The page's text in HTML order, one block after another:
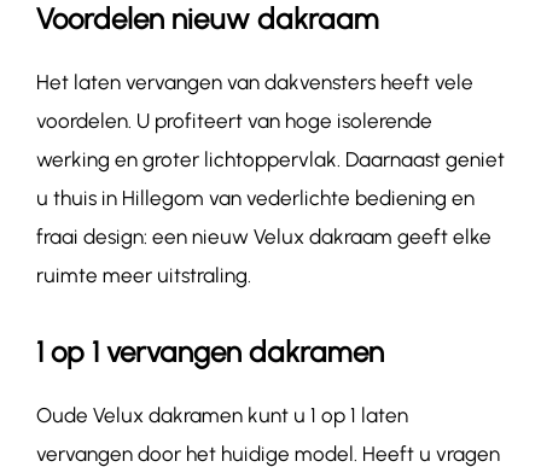
Voordelen nieuw dakraam
Het laten vervangen van dakvensters heeft vele
voordelen. U profiteert van hoge isolerende
werking en groter lichtoppervlak. Daarnaast geniet
u thuis in Hillegom van vederlichte bediening en
fraai design: een nieuw Velux dakraam geeft elke
ruimte meer uitstraling.
1 op 1 vervangen dakramen
Oude Velux dakramen kunt u 1 op 1 laten
vervangen door het huidige model. Heeft u vragen